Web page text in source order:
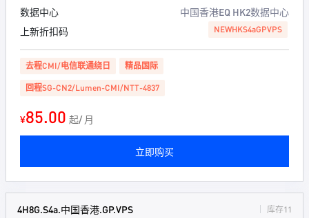
数据中心
中国香港EQ HK2数据中心
上新折扣码
NEWHKS4aGPVPS
去程CMI/电信联通绕日 精品国际
回程SG-CN2/Lumen-CMI/NTT-4837
¥85.00 起/ 月
立即购买
4H8G.S4a.中国香港.GP.VPS 库存11